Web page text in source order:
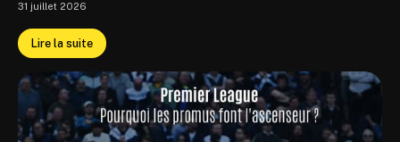
31 juillet 2026
Lire la suite